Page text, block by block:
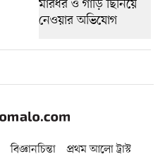
বিজ্ঞানচিন্তা
প্রথম আলো ট্রাস্ট